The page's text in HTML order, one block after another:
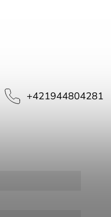
+421944804281